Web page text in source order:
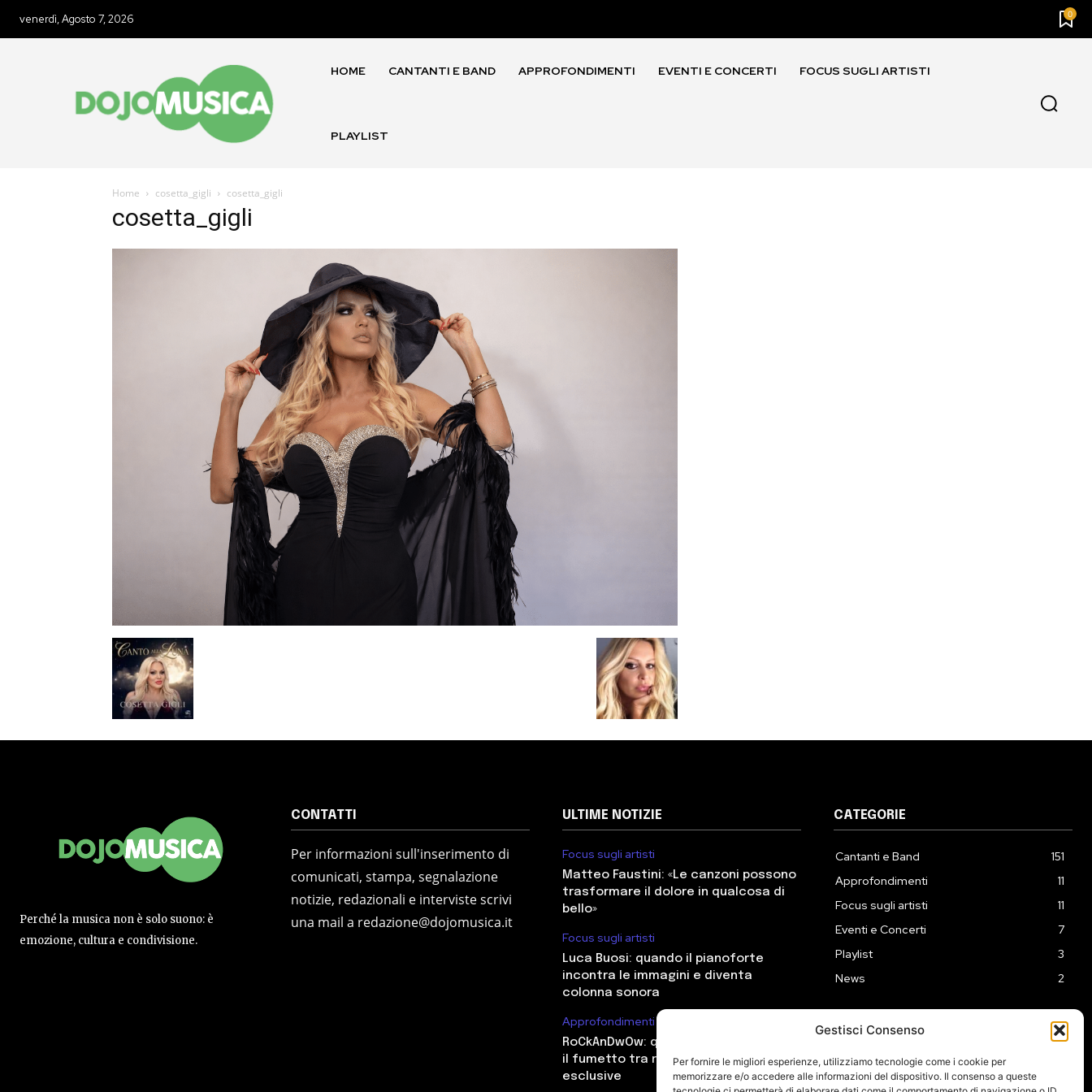
Gestisci Consenso
Per fornire le migliori esperienze, utilizziamo tecnologie come i cookie per
memorizzare e/o accedere alle informazioni del dispositivo. Il consenso a queste
venerdì, Agosto 7, 2026 0
HOME CANTANTI E BAND APPROFONDIMENTI EVENTI E CONCERTI FOCUS SUGLI ARTISTI
PLAYLIST
Home cosetta_gigli cosetta_gigli
cosetta_gigli
Perché la musica non è solo suono: è
emozione, cultura e condivisione.
CONTATTI
Per informazioni sull'inserimento di
comunicati, stampa, segnalazione
notizie, redazionali e interviste scrivi
una mail a redazione@dojomusica.it
ULTIME NOTIZIE
Focus sugli artisti
Matteo Faustini: «Le canzoni possono
trasformare il dolore in qualcosa di
bello»
Focus sugli artisti
Luca Buosi: quando il pianoforte
incontra le immagini e diventa
colonna sonora
Approfondimenti
RoCkAnDwOw: quando il rock incontra
il fumetto tra radio e anteprime
esclusive
CATEGORIE
Cantanti e Band
151
Approfondimenti
11
Focus sugli artisti
11
Eventi e Concerti
7
Playlist
3
News
2